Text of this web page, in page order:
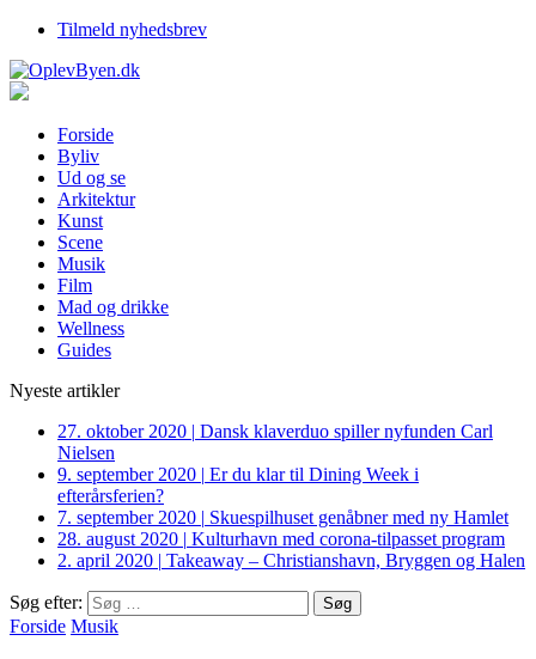
Tilmeld nyhedsbrev
Forside
Byliv
Ud og se
Arkitektur
Kunst
Scene
Musik
Film
Mad og drikke
Wellness
Guides
Nyeste artikler
27. oktober 2020 | Dansk klaverduo spiller nyfunden Carl
Nielsen
9. september 2020 | Er du klar til Dining Week i
efterårsferien?
7. september 2020 | Skuespilhuset genåbner med ny Hamlet
28. august 2020 | Kulturhavn med corona-tilpasset program
2. april 2020 | Takeaway – Christianshavn, Bryggen og Halen
Søg efter:
Forside Musik